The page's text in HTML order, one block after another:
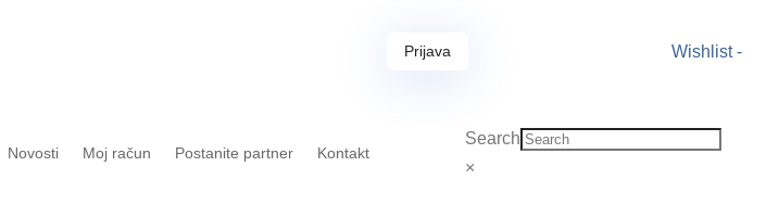
Prijava Wishlist -
Novosti Moj račun Postanite partner Kontakt
Search
×